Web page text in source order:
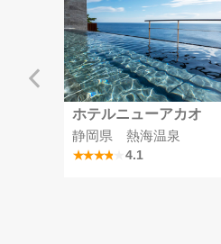
ホテルニューアカオ
静岡県 熱海温泉
4.1